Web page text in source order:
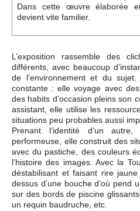
Dans cette œuvre élaborée
devient vite familier.
L’exposition rassemble des
différents, avec beaucoup
de l’environnement et du
constante : elle voyage avec
des habits d’occasion pleins son
assistant, elle utilise les
situations peu probables aussi
Prenant l’identité d’un
performeuse, elle construit des
avec du pastiche, des couleurs
l’histoire des images. Avec la
déstabilisant et faisant rire
dessus d’une bouche d’où pend
sur des bords de piscine
un requin baudruche, etc.